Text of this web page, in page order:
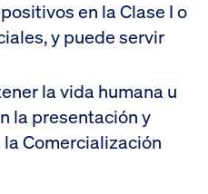
en la Clase I o
y puede servir
la vida humana u
la presentación y
Comercialización